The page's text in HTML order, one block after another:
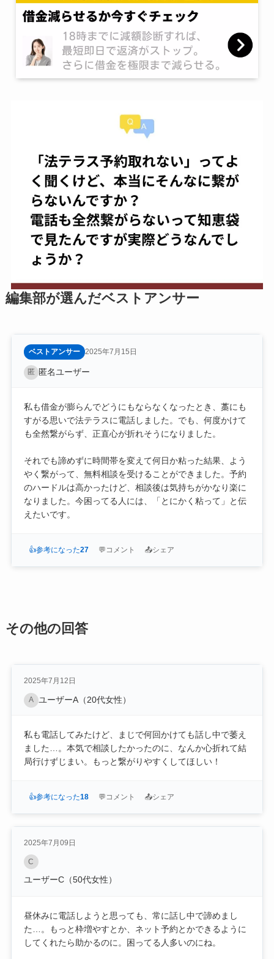
編集部が選んだベストアンサー
ベストアンサー 2025年7月15日
匿 匿名ユーザー
私も借金が膨らんでどうにもならなくなったとき、藁にも
すがる思いで法テラスに電話しました。でも、何度かけて
も全然繋がらず、正直心が折れそうになりました。
それでも諦めずに時間帯を変えて何日か粘った結果、よう
やく繋がって、無料相談を受けることができました。予約
のハードルは高かったけど、相談後は気持ちがかなり楽に
なりました。今困ってる人には、「とにかく粘って」と伝
えたいです。
👍参考になった27 💬 コメント 📤シェア
その他の回答
2025年7月12日
A ユーザーA（20代女性）
私も電話してみたけど、まじで何回かけても話し中で萎え
ました…。本気で相談したかったのに、なんか心折れて結
局行けずじまい。もっと繋がりやすくしてほしい！
👍参考になった18 💬 コメント 📤シェア
2025年7月09日
C
ユーザーC（50代女性）
昼休みに電話しようと思っても、常に話し中で諦めまし
た…。もっと枠増やすとか、ネット予約とかできるように
してくれたら助かるのに。困ってる人多いのにね。